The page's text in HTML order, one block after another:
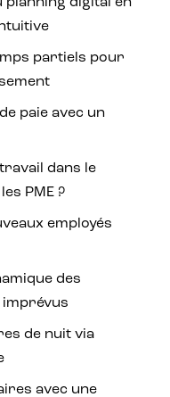
partiels pour
paie avec un
dans le
PME ?
employés
des
de nuit via
avec une